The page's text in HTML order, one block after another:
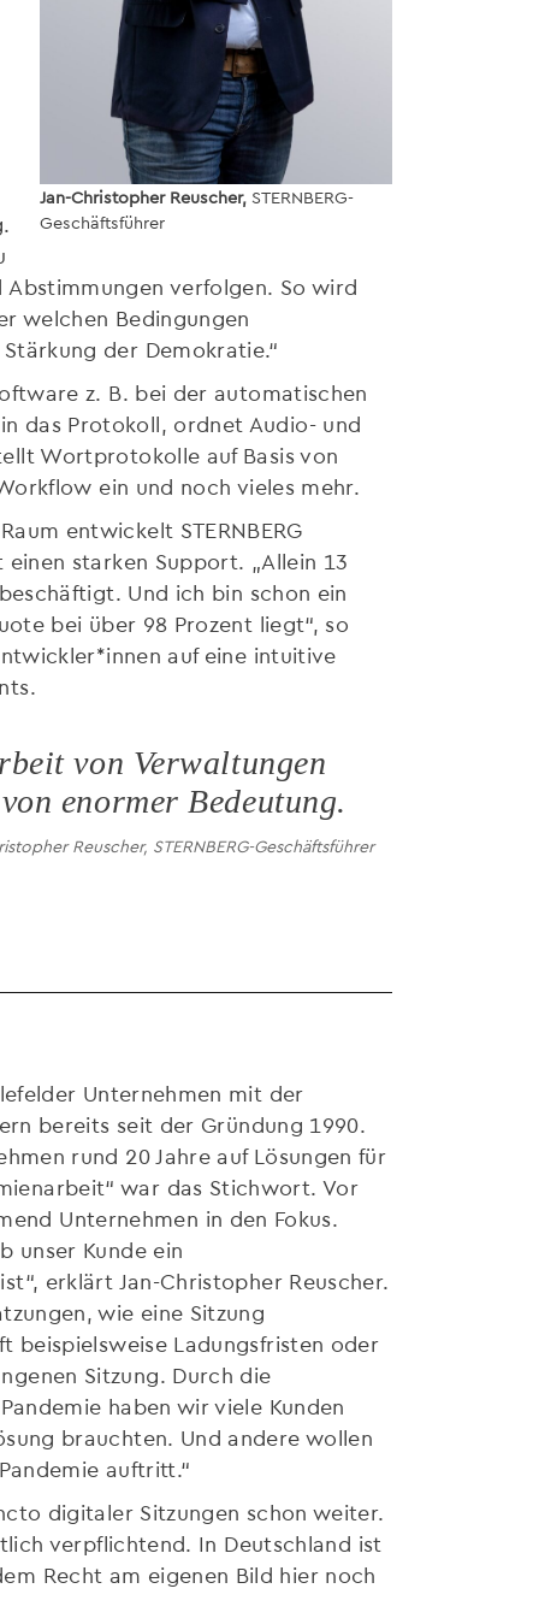
Jan-Christopher Reuscher,STERNBERG-
Geschäftsführer
Abstimmungen verfolgen. So wird
welchen Bedingungen
der Demokratie.“
z. B. bei der automatischen
das Protokoll, ordnet Audio- und
Wortprotokolle auf Basis von
ein und noch vieles mehr.
entwickelt STERNBERG
starken Support. „Allein 13
Und ich bin schon ein
bei über 98 Prozent liegt“, so
auf eine intuitive
von Verwaltungen
enormer Bedeutung.
Reuscher, STERNBERG-Geschäftsführer
Unternehmen mit der
bereits seit der Gründung 1990.
rund 20 Jahre auf Lösungen für
war das Stichwort. Vor
Unternehmen in den Fokus.
unser Kunde ein
erklärt Jan-Christopher Reuscher.
wie eine Sitzung
beispielsweise Ladungsfristen oder
Sitzung. Durch die
haben wir viele Kunden
brauchten. Und andere wollen
auftritt.“
digitaler Sitzungen schon weiter.
verpflichtend. In Deutschland ist
Recht am eigenen Bild hier noch